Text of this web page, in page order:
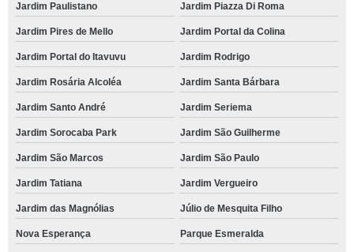
Jardim Paulistano Jardim Piazza Di Roma
Jardim Pires de Mello Jardim Portal da Colina
Jardim Portal do Itavuvu Jardim Rodrigo
Jardim Rosária Alcoléa Jardim Santa Bárbara
Jardim Santo André Jardim Seriema
Jardim Sorocaba Park Jardim São Guilherme
Jardim São Marcos Jardim São Paulo
Jardim Tatiana Jardim Vergueiro
Jardim das Magnólias Júlio de Mesquita Filho
Nova Esperança Parque Esmeralda